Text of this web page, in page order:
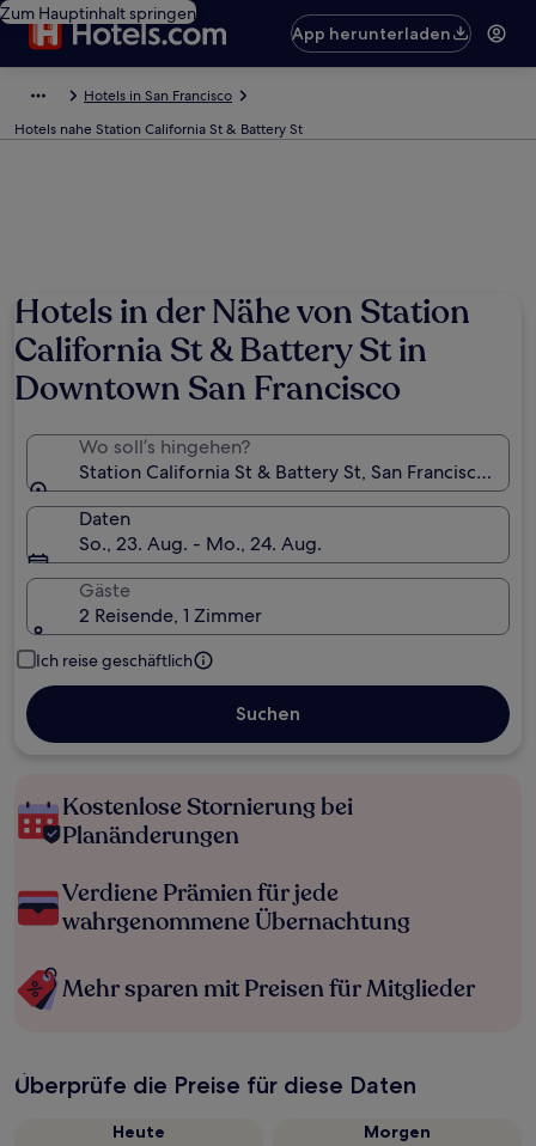
Zum Hauptinhalt springen
App herunterladen
Hotels in San Francisco
Hotels nahe Station California St & Battery St
Hotels in der Nähe von Station
California St & Battery St in
Downtown San Francisco
Wo soll’s hingehen?
Station California St & Battery St, San Francisco,
Daten
So., 23. Aug. - Mo., 24. Aug.
Gäste
2 Reisende, 1 Zimmer
Ich reise geschäftlich
Suchen
Kostenlose Stornierung bei
Planänderungen
Verdiene Prämien für jede
wahrgenommene Übernachtung
Mehr sparen mit Preisen für Mitglieder
Überprüfe die Preise für diese Daten
Heute
Morgen